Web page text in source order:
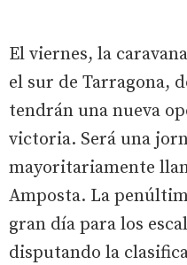
El viernes, la
el sur de Tarragona,
tendrán una nueva
victoria. Será una
mayoritariamente
Amposta. La
gran día para los
disputando la